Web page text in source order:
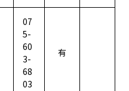
07
5-
60
3-
68
03
有